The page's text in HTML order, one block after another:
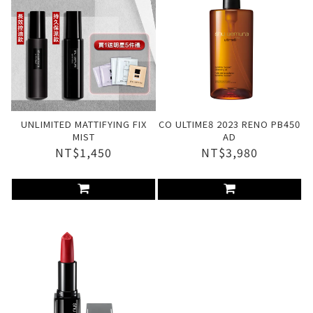
UNLIMITED MATTIFYING FIX
MIST
NT$1,450
CO ULTIME8 2023 RENO PB450
AD
NT$3,980